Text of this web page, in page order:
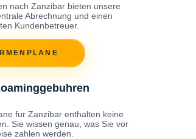
nach Zanzibar bieten unsere
Abrechnung und einen
Kundenbetreuer.
fur Zanzibar enthalten keine
Sie wissen genau, was Sie vor
zahlen werden.